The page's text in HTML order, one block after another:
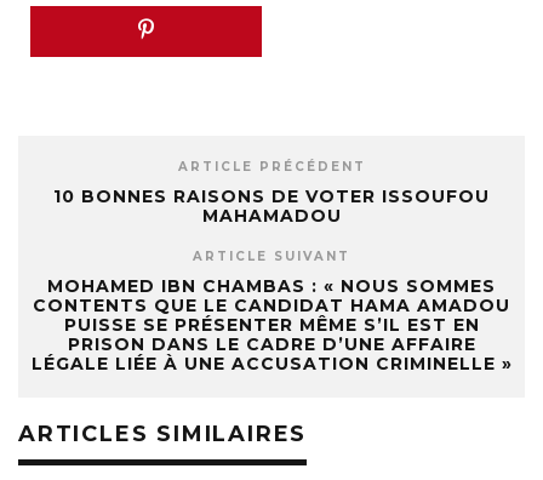
ARTICLE PRÉCÉDENT
10 BONNES RAISONS DE VOTER ISSOUFOU
MAHAMADOU
ARTICLE SUIVANT
MOHAMED IBN CHAMBAS : « NOUS SOMMES
CONTENTS QUE LE CANDIDAT HAMA AMADOU
PUISSE SE PRÉSENTER MÊME S’IL EST EN
PRISON DANS LE CADRE D’UNE AFFAIRE
LÉGALE LIÉE À UNE ACCUSATION CRIMINELLE »
ARTICLES SIMILAIRES